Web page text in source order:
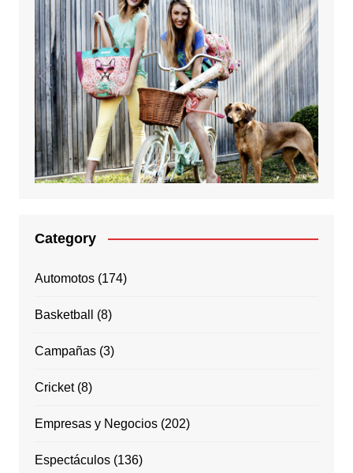
Category
Automotos(174)
Basketball (8)
Campañas(3)
Cricket(8)
Empresas y Negocios(202)
Espectáculos(136)